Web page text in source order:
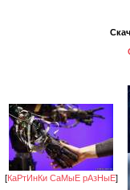
[КаРтИнКи СаМыЕ рАзНыЕ]